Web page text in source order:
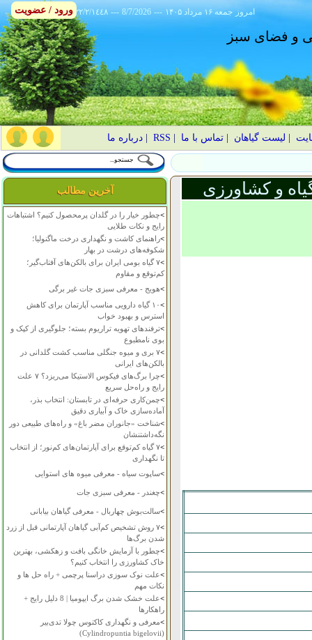
٢٢/٢/١٤٤٨ --- 8/7/2026 --- ۱۴۰۵ جمعه ۱۶ مرداد امروز
و فضای سبز
لیست گیاهان |تماس با ما RSS
|درباره ما
آخرین مطالب
>چطور خیار را در گلدان پرمحصول کنیم؟ اشتباهات
رایج و نکات طلایی
>راهنمای کاشت و نگهداری درخت ماگنولیا؛
شکوفه‌های درشت در بهار
>
۷ گیاه بومی ایران برای بالکن‌های آفتاب‌گیر؛
کم‌توقع و مقاوم
>هویج - معرفی سبزی جات غیر برگی
>
۱۰ گیاه دارویی مناسب آپارتمان برای کاهش
استرس و بهبود خواب
>ترفندهای تهویه تراریوم بسته؛ جلوگیری از کپک و
بوی نامطبوع
>
۷ بری و میوه جنگلی مناسب کشت گلدانی در
بالکن‌های ایرانی
>
چرا برگ‌های فیکوس الاستیکا می‌ریزد؟ ۷ علت
رایج و راه‌حل سریع
>چمن‌کاری حرفه‌ای در تابستان: انتخاب بذر،
آماده‌سازی خاک و آبیاری دقیق
>شناخت «جانوران مضر باغ» و راه‌های طبیعی دور
نگه‌داشتنشان
>
۷ گیاه کم‌توقع برای آپارتمان‌های کم‌نور؛ از انتخاب
تا نگهداری
>ساپوت سیاه - معرفی میوه های استوایی
>چغندر - معرفی سبزی جات
>سالت‌بوش چهاربال - معرفی گیاهان بیابانی
>
۷ روش تشخیص کم‌آبی گیاهان آپارتمانی قبل از زرد
شدن برگ‌ها
>چطور با آزمایش خانگی بافت و زهکشی، بهترین
خاک کشاورزی را انتخاب کنیم؟
>علت نوک سوزی دراسنا پرچمی + راه حل ها و
نکات مهم
>
علت خشک شدن برگ ایپومیا | 8 دلیل رایج +
راهکارها
>معرفی و نگهداری کاکتوس چولا تدی‌بیر
(Cylindropuntia bigelovii)
و کشاورزی
ورود / عضویت